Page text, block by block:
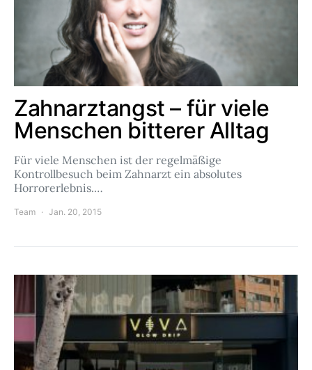
Zahnarztangst – für viele
Menschen bitterer Alltag
Für viele Menschen ist der regelmäßige
Kontrollbesuch beim Zahnarzt ein absolutes
Horrorerlebnis.…
Team Jan. 20, 2015